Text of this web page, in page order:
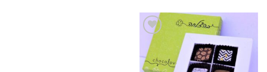
Add to
wishlist